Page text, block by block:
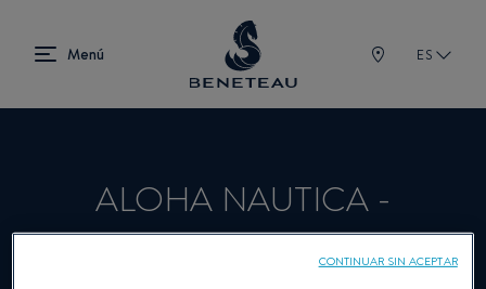
ES
ALOHA NAUTICA -
SALVADORCONTINUAR SIN ACEPTAR